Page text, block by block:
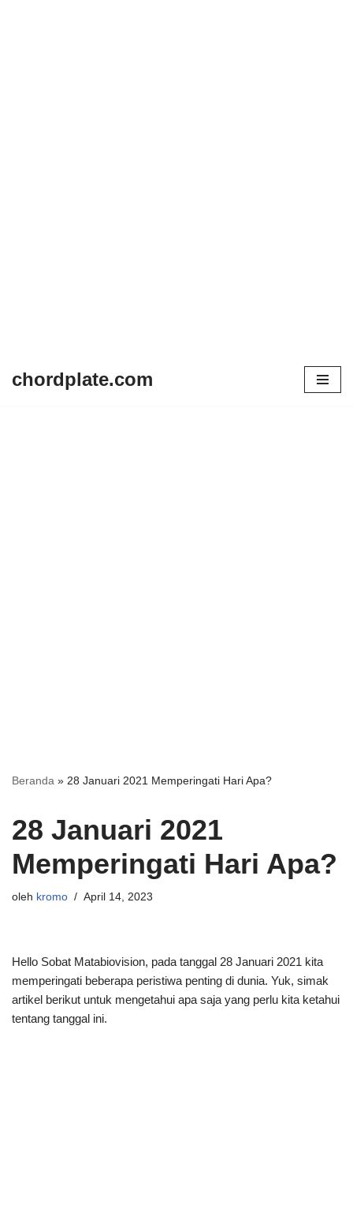
chordplate.com
Beranda » 28 Januari 2021 Memperingati Hari Apa?
28 Januari 2021
Memperingati Hari Apa?
oleh kromo April 14, 2023
Hello Sobat Matabiovision, pada tanggal 28 Januari 2021 kita
memperingati beberapa peristiwa penting di dunia. Yuk, simak
artikel berikut untuk mengetahui apa saja yang perlu kita ketahui
tentang tanggal ini.